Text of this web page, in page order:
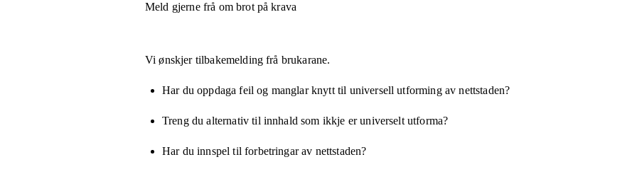
Meld gjerne frå om brot på krava
Vi ønskjer tilbakemelding frå brukarane.
Har du oppdaga feil og manglar knytt til universell utforming av nettstaden?
Treng du alternativ til innhald som ikkje er universelt utforma?
Har du innspel til forbetringar av nettstaden?